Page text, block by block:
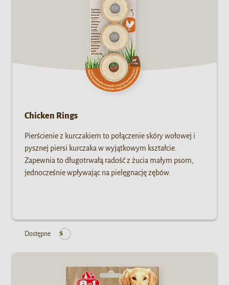
Chicken Rings
Pierścienie z kurczakiem to połączenie skóry wołowej i
pysznej piersi kurczaka w wyjątkowym kształcie.
Zapewnia to długotrwałą radość z żucia małym psom,
jednocześnie wpływając na pielęgnację zębów.
Dostępne S